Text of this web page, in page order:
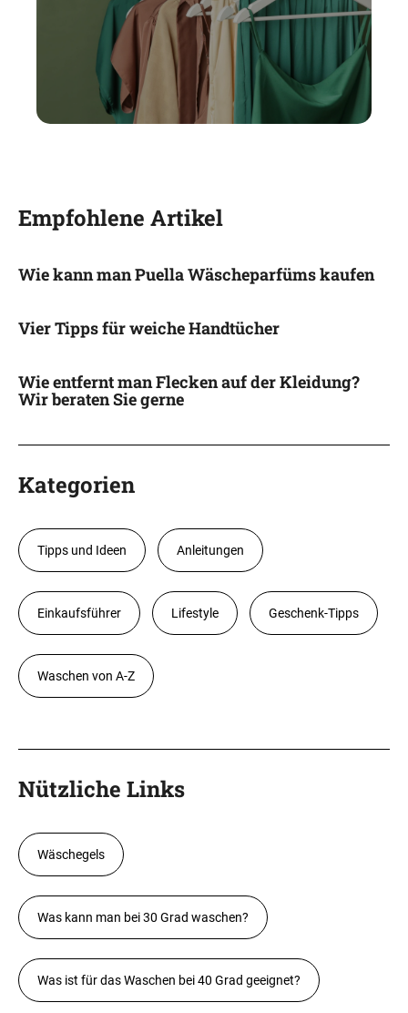
Empfohlene Artikel
Wie kann man Puella Wäscheparfüms kaufen
Vier Tipps für weiche Handtücher
Wie entfernt man Flecken auf der Kleidung?
Wir beraten Sie gerne
Kategorien
Tipps und Ideen Anleitungen
Einkaufsführer Lifestyle Geschenk-Tipps
Waschen von A-Z
Nützliche Links
Wäschegels
Was kann man bei 30 Grad waschen?
Was ist für das Waschen bei 40 Grad geeignet?